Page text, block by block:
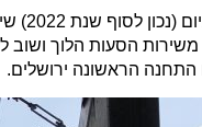
2022) שירות הסעות נהדר
משירות הסעות הלוך
התחנה הראשונה ירושלים.